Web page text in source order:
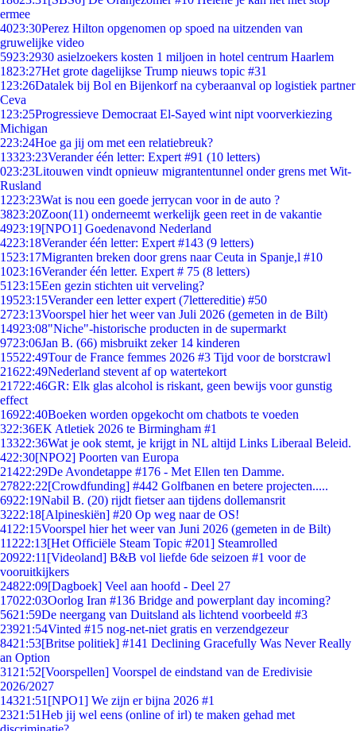
ermee
4023:30Perez Hilton opgenomen op spoed na uitzenden van
gruwelijke video
5923:2930 asielzoekers kosten 1 miljoen in hotel centrum Haarlem
1823:27Het grote dagelijkse Trump nieuws topic #31
1 23:26Datalek bij Bol en Bijenkorf na cyberaanval op logistiek partner
Ceva
1 23:25Progressieve Democraat El-Sayed wint nipt voorverkiezing
Michigan
223:24Hoe ga jij om met een relatiebreuk?
13323:23Verander één letter: Expert #91 (10 letters)
023:23Litouwen vindt opnieuw migrantentunnel onder grens met Wit-
Rusland
1223:23Wat is nou een goede jerrycan voor in de auto ?
3823:20Zoon(11) onderneemt werkelijk geen reet in de vakantie
4923:19[NPO1] Goedenavond Nederland
4223:18Verander één letter: Expert #143 (9 letters)
1523:17Migranten breken door grens naar Ceuta in Spanje,l #10
1023:16Verander één letter. Expert # 75 (8 letters)
51 23:15Een gezin stichten uit verveling?
19523:15Verander een letter expert (7lettereditie) #50
2723:13Voorspel hier het weer van Juli 2026 (gemeten in de Bilt)
14923:08"Niche"-historische producten in de supermarkt
9723:06Jan B. (66) misbruikt zeker 14 kinderen
15522:49Tour de France femmes 2026 #3 Tijd voor de borstcrawl
21622:49Nederland stevent af op watertekort
21722:46GR: Elk glas alcohol is riskant, geen bewijs voor gunstig
effect
16922:40Boeken worden opgekocht om chatbots te voeden
322:36EK Atletiek 2026 te Birmingham #1
13322:36Wat je ook stemt, je krijgt in NL altijd Links Liberaal Beleid.
422:30[NPO2] Poorten van Europa
21422:29De Avondetappe #176 - Met Ellen ten Damme.
27822:22[Crowdfunding] #442 Golfbanen en betere projecten.....
6922:19Nabil B. (20) rijdt fietser aan tijdens dollemansrit
3222:18[Alpineskiën] #20 Op weg naar de OS!
41 22:15Voorspel hier het weer van Juni 2026 (gemeten in de Bilt)
11222:13[Het Officiële Steam Topic #201] Steamrolled
20922:11 [Videoland] B&B vol liefde 6de seizoen #1 voor de
vooruitkijkers
24822:09[Dagboek] Veel aan hoofd - Deel 27
17022:03Oorlog Iran #136 Bridge and powerplant day incoming?
5621:59De neergang van Duitsland als lichtend voorbeeld #3
23921:54Vinted #15 nog-net-niet gratis en verzendgezeur
8421:53[Britse politiek] #141 Declining Gracefully Was Never Really
an Option
31 21:52[Voorspellen] Voorspel de eindstand van de Eredivisie
2026/2027
14321:51 [NPO1] We zijn er bijna 2026 #1
2321:51Heb jij wel eens (online of irl) te maken gehad met